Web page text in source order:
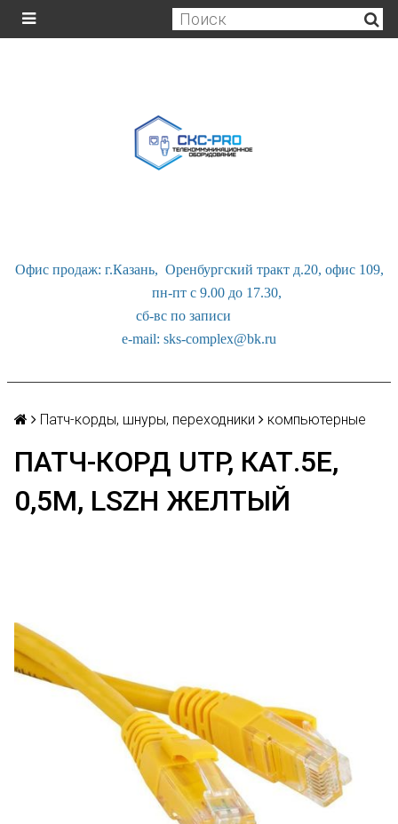
Офис продаж: г.Казань, Оренбургский тракт д.20, офис 109,
пн-пт с 9.00 до 17.30,
сб-вс по записи
e-mail: sks-complex@bk.ru
Патч-корды, шнуры, переходники компьютерные
ПАТЧ-КОРД UTP, КАТ.5Е,
0,5М, LSZH ЖЕЛТЫЙ